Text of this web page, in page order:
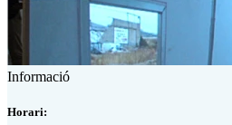
Informació
Horari: